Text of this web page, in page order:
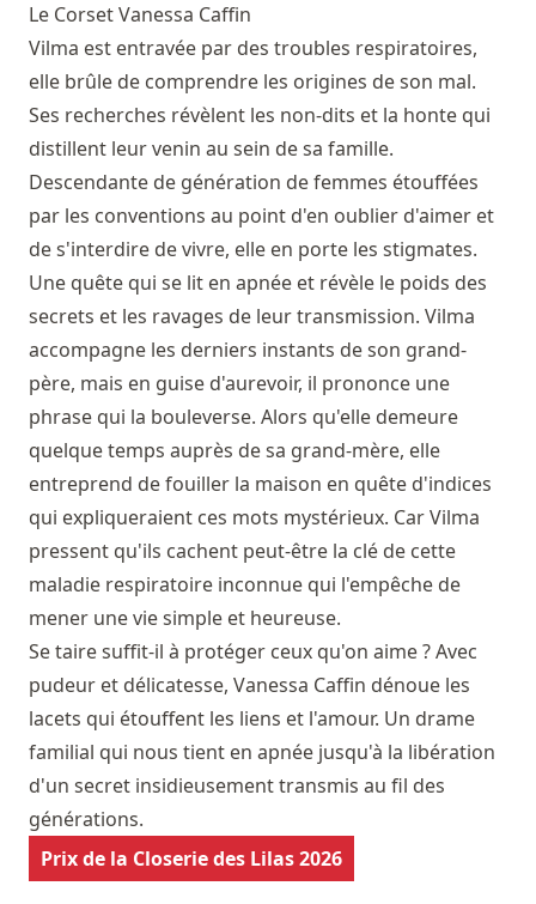
Le CorsetVanessa Caffin
Vilma est entravée par des troubles respiratoires,
elle brûle de comprendre les origines de son mal.
Ses recherches révèlent les non-dits et la honte qui
distillent leur venin au sein de sa famille.
Descendante de génération de femmes étouffées
par les conventions au point d'en oublier d'aimer et
de s'interdire de vivre, elle en porte les stigmates.
Une quête qui se lit en apnée et révèle le poids des
secrets et les ravages de leur transmission. Vilma
accompagne les derniers instants de son grand-
père, mais en guise d'aurevoir, il prononce une
phrase qui la bouleverse. Alors qu'elle demeure
quelque temps auprès de sa grand-mère, elle
entreprend de fouiller la maison en quête d'indices
qui expliqueraient ces mots mystérieux. Car Vilma
pressent qu'ils cachent peut-être la clé de cette
maladie respiratoire inconnue qui l'empêche de
mener une vie simple et heureuse.
Se taire suffit-il à protéger ceux qu'on aime ? Avec
pudeur et délicatesse, Vanessa Caffin dénoue les
lacets qui étouffent les liens et l'amour. Un drame
familial qui nous tient en apnée jusqu'à la libération
d'un secret insidieusement transmis au fil des
générations.
Prix de la Closerie des Lilas 2026